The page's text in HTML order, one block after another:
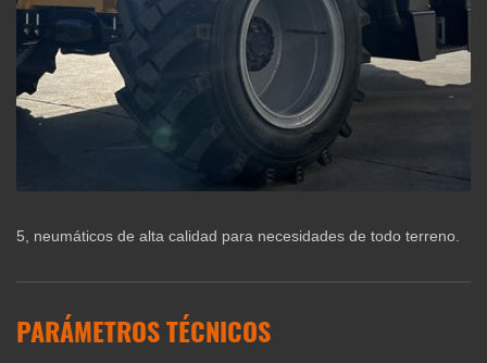
5, neumáticos de alta calidad para necesidades de todo terreno.
PARÁMETROS TÉCNICOS